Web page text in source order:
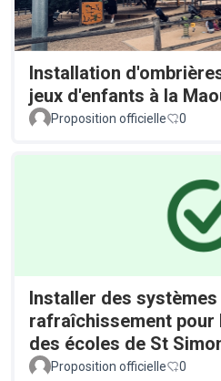
Installation
jeux d'enfants à la
Proposition officielle 0
Installer des systèmes
rafraîchissement pour
des écoles de St
Proposition officielle 0